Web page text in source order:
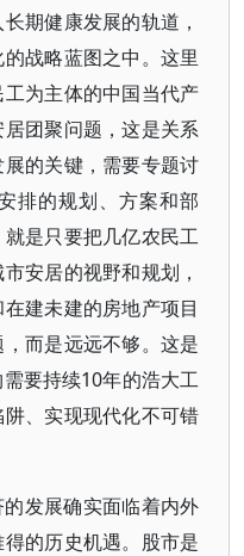
期健康发展的轨道，
战略蓝图之中。这里
为主体的中国当代产
团聚问题，这是关系
的关键，需要专题讨
排的规划、方案和部
是只要把几亿农民工
安居的视野和规划，
建未建的房地产项目
而是远远不够。这是
要持续10年的浩大工
、实现现代化不可错
发展确实面临着内外
的历史机遇。股市是